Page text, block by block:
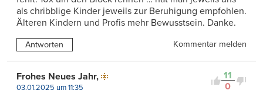
als chribblige Kinder jeweils zur Beruhigung empfohlen.
Älteren Kindern und Profis mehr Bewusstsein. Danke.
Antworten Kommentar melden
11
0
Frohes Neues Jahr,
03.01.2025 um 11:35